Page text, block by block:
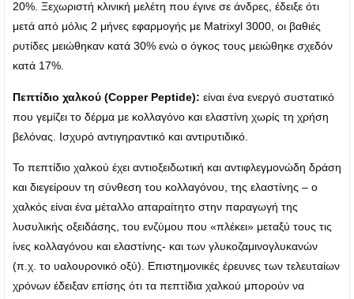
20%. Ξεχωριστή κλινική μελέτη που έγινε σε άνδρες, έδειξε ότι
μετά από μόλις 2 μήνες εφαρμογής με Matrixyl 3000, οι βαθιές
ρυτίδες μειώθηκαν κατά 30% ενώ ο όγκος τους μειώθηκε σχεδόν
κατά 17%.
Πεπτίδιο χαλκού (Copper Peptide): είναι ένα ενεργό συστατικό
που γεμίζει το δέρμα με κολλαγόνο και ελαστίνη χωρίς τη χρήση
βελόνας. Ισχυρό αντιγηραντικό και αντιρυτιδικό.
Το πεπτίδιο χαλκού έχει αντιοξειδωτική και αντιφλεγμονώδη δράση
και διεγείρουν τη σύνθεση του κολλαγόνου, της ελαστίνης – ο
χαλκός είναι ένα μέταλλο απαραίτητο στην παραγωγή της
λυσυλικής οξειδάσης, του ενζύμου που «πλέκει» μεταξύ τους τις
ίνες κολλαγόνου και ελαστίνης- και των γλυκοζαμινογλυκανών
(π.χ. το υαλουρονικό οξύ). Επιστημονικές έρευνες των τελευταίων
χρόνων έδειξαν επίσης ότι τα πεπτίδια χαλκού μπορούν να